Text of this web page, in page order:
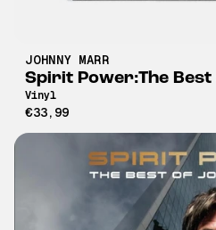
JOHNNY MARR
Spirit Power:The
Vinyl
€33,99